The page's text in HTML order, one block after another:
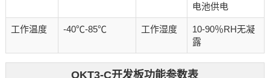
电池供电
工作温度 -40℃-85℃ 工作湿度
10-90％RH无凝
露
OKT3-C开发板功能参数表